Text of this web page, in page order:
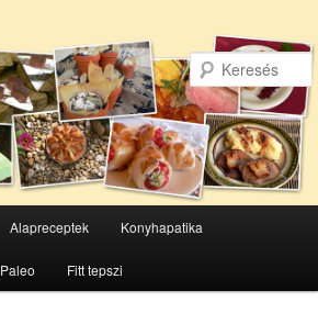
Alapreceptek Konyhapatika
Paleo Fitt tepszi